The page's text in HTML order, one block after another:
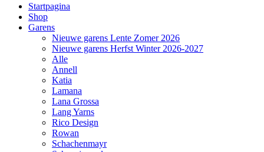
Startpagina
Shop
Garens
Nieuwe garens Lente Zomer 2026
Nieuwe garens Herfst Winter 2026-2027
Alle
Annell
Katia
Lamana
Lana Grossa
Lang Yarns
Rico Design
Rowan
Schachenmayr